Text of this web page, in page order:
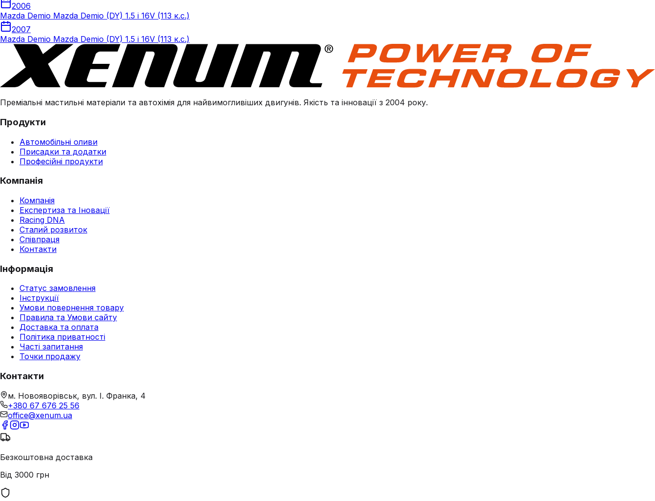
2006
Mazda Demio Mazda Demio (DY) 1.5 i 16V (113 к.с.)
2007
Mazda Demio Mazda Demio (DY) 1.5 i 16V (113 к.с.)
Преміальні мастильні матеріали та автохімія для найвимогливіших двигунів. Якість та інновації з 2004 року.
Продукти
Автомобільні оливи
Присадки та додатки
Професійні продукти
Компанія
Компанія
Експертиза та Іновації
Racing DNA
Сталий розвиток
Співпраця
Контакти
Інформація
Статус замовлення
Інструкції
Умови повернення товару
Правила та Умови сайту
Доставка та оплата
Політика приватності
Часті запитання
Точки продажу
Контакти
м. Новояворівськ, вул. І. Франка, 4
+380 67 676 25 56
office@xenum.ua
Безкоштовна доставка
Від 3000 грн